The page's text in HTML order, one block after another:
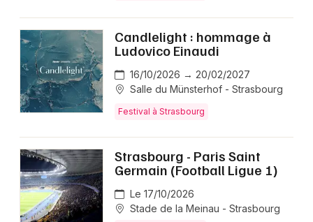
Candlelight : hommage à
Ludovico Einaudi
16/10/2026 → 20/02/2027
Salle du Münsterhof - Strasbourg
Festival à Strasbourg
Strasbourg - Paris Saint
Germain (Football Ligue 1)
Le 17/10/2026
Stade de la Meinau - Strasbourg